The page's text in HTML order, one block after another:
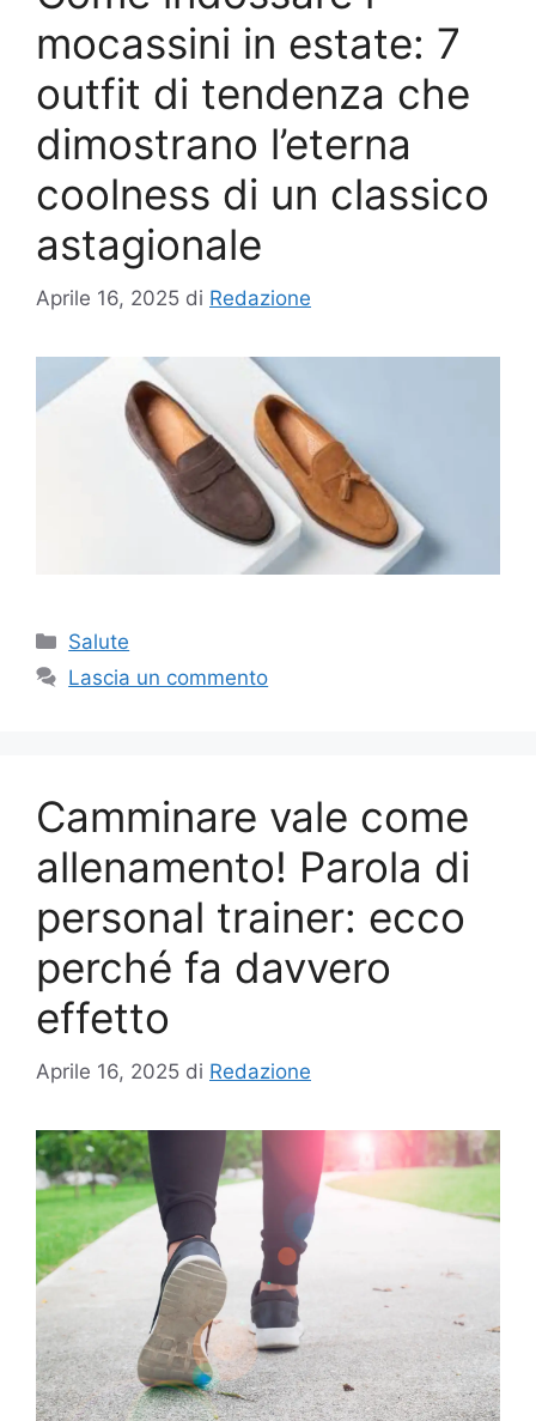
mocassini in estate: 7
outfit di tendenza che
dimostrano l’eterna
coolness di un classico
astagionale
Aprile 16, 2025 di Redazione
Categorie
Salute
Lascia un commento
Camminare vale come
allenamento! Parola di
personal trainer: ecco
perché fa davvero
effetto
Aprile 16, 2025 di Redazione